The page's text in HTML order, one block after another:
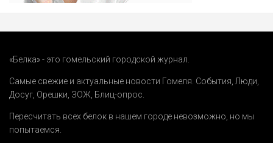
«Белка» - это гомельский городской журнал.
Самые свежие и актуальные новости Гомеля. События,Люди,
Досуг, Орешки, ЗОЖ, Блиц-опрос.
Пересчитать всех белок в нашем городе невозможно, но мы
попытаемся.